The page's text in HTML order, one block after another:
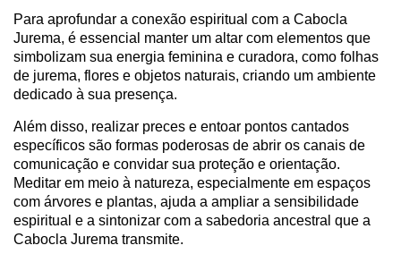
Para aprofundar a conexão espiritual com a Cabocla
Jurema, é essencial manter um altar com elementos que
simbolizam sua energia feminina e curadora, como folhas
de jurema, flores e objetos naturais, criando um ambiente
dedicado à sua presença.
Além disso, realizar preces e entoar pontos cantados
específicos são formas poderosas de abrir os canais de
comunicação e convidar sua proteção e orientação.
Meditar em meio à natureza, especialmente em espaços
com árvores e plantas, ajuda a ampliar a sensibilidade
espiritual e a sintonizar com a sabedoria ancestral que a
Cabocla Jurema transmite.